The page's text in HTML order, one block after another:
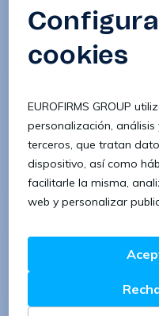
Contraseña
Confirmar contraseña
8 caracteres
1 letra mayúscula